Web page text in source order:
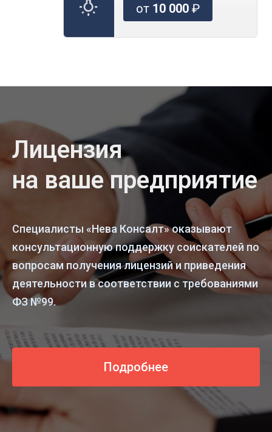
от 10 000₽
Лицензия
на ваше предприятие
Специалисты «Нева Консалт» оказывают
консультационную поддержку соискателей по
вопросам получения лицензий и приведения
деятельности в соответствии с требованиями
ФЗ №99.
Подробнее